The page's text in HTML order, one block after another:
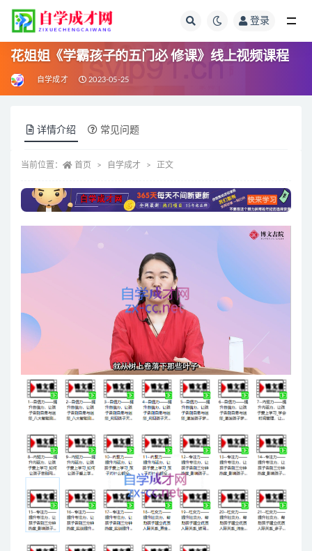
登录
花姐姐《学霸孩子的五门必 修课》线上视频课程
自学成才 2023-05-25
详情介绍 常见问题
当前位置： 首页 自学成才 正文